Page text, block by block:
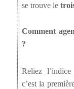
se trouve le
Comment
?
Reliez
c’est la